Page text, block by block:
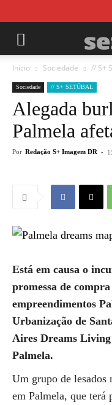
Início Sociedade // S+
Sociedade // S+ SETÚBAL
Alegada
Palmela
Por Redação S+ Imagem DR -
Está em causa o
promessa de
empreendimentos
Urbanização de
Aires Dreams
Palmela.
Um grupo de
em Palmela, que terá